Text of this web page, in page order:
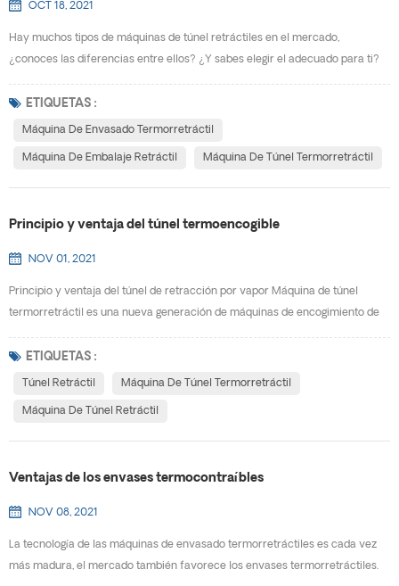
OCT 18, 2021
Hay muchos tipos de máquinas de túnel retráctiles en el mercado,
¿conoces las diferencias entre ellos? ¿Y sabes elegir el adecuado para ti?
encogimiento de calor, máquina de encogimiento, máquina de envasado de
encogimiento de calor, Máquina de envasado de película retráctil, máquina
ETIQUETAS :
Máquina De Envasado Termorretráctil
Máquina De Embalaje Retráctil Máquina De Túnel Termorretráctil
Principio y ventaja del túnel termoencogible
NOV 01, 2021
Principio y ventaja del túnel de retracción por vapor Máquina de túnel
termorretráctil es una nueva generación de máquinas de encogimiento de
mueve, se instala rápidamente y es fácil de ajustar. Puede usarse de forma
independiente o agregarse a la línea de producción. Usando la temperatura
ETIQUETAS :
Túnel Retráctil Máquina De Túnel Termorretráctil
Máquina De Túnel Retráctil
Ventajas de los envases termocontraíbles
NOV 08, 2021
La tecnología de las máquinas de envasado termorretráctiles es cada vez
más madura, el mercado también favorece los envases termorretráctiles.